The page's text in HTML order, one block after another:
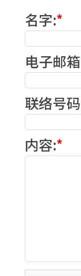
名字:*
电子邮箱
联络号码
内容:*